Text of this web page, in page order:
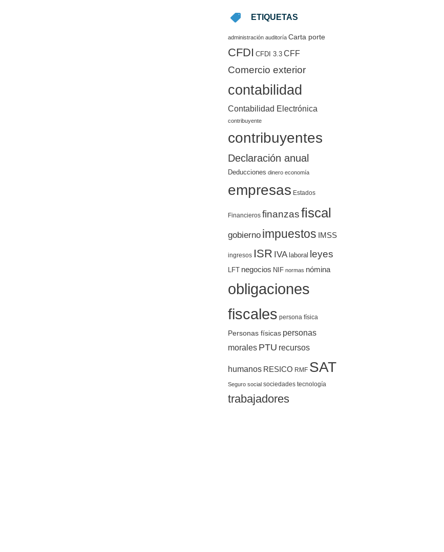
ETIQUETAS
administración auditoría Carta porte
CFDI CFDI 3.3 CFF
Comercio exterior
contabilidad
Contabilidad Electrónica
contribuyente
contribuyentes
Declaración anual
Deducciones dinero economía
empresas Estados
Financieros finanzasfiscal
gobierno impuestos IMSS
ingresos ISR IVA laboral leyes
LFT negocios NIF normas nómina
obligaciones
fiscales persona física
Personas físicas personas
morales PTU recursos
humanos RESICO RMF SAT
Seguro social sociedades tecnología
trabajadores